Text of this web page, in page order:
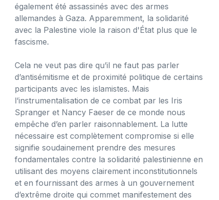
également été assassinés avec des armes
allemandes à Gaza. Apparemment, la solidarité
avec la Palestine viole la raison d'État plus que le
fascisme.
Cela ne veut pas dire qu’il ne faut pas parler
d’antisémitisme et de proximité politique de certains
participants avec les islamistes. Mais
l’instrumentalisation de ce combat par les Iris
Spranger et Nancy Faeser de ce monde nous
empêche d’en parler raisonnablement. La lutte
nécessaire est complètement compromise si elle
signifie soudainement prendre des mesures
fondamentales contre la solidarité palestinienne en
utilisant des moyens clairement inconstitutionnels
et en fournissant des armes à un gouvernement
d’extrême droite qui commet manifestement des